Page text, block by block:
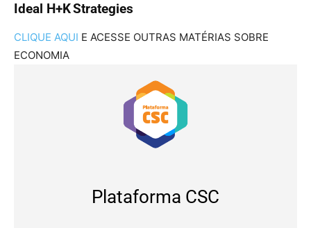
Ideal H+K Strategies
CLIQUE AQUI E ACESSE OUTRAS MATÉRIAS SOBRE
ECONOMIA
Plataforma CSC